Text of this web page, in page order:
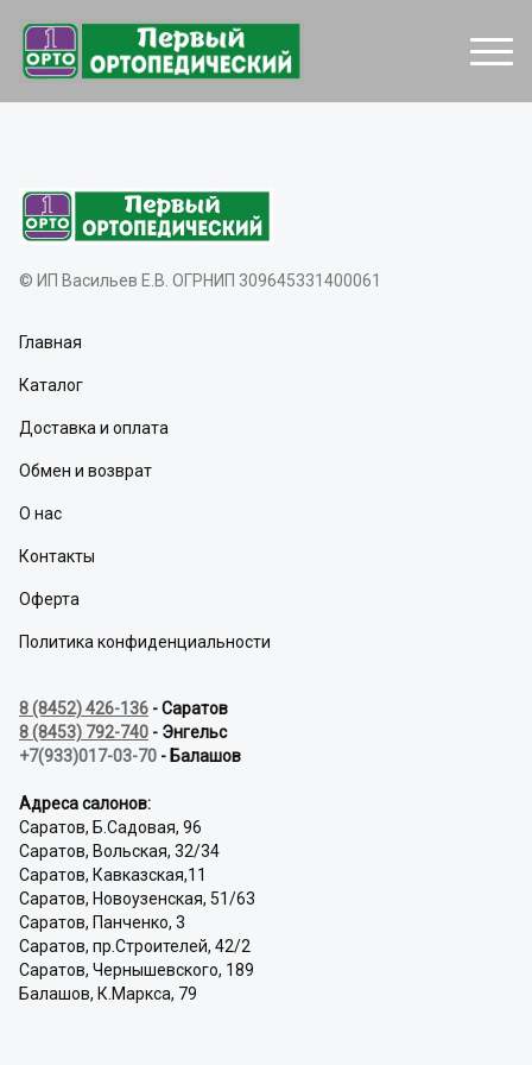
© ИП Васильев Е.В. ОГРНИП 309645331400061
Главная
Каталог
Доставка и оплата
Обмен и возврат
О нас
Контакты
Оферта
Политика конфиденциальности
8 (8452) 426-136 - Саратов
8 (8453) 792-740 - Энгельс
+7(933)017-03-70 - Балашов
Адреса салонов:
Саратов, Б.Садовая, 96
Саратов, Вольская, 32/34
Саратов, Кавказская,11
Саратов, Новоузенская, 51/63
Саратов, Панченко, 3
Саратов, пр.Строителей, 42/2
Саратов, Чернышевского, 189
Балашов, К.Маркса, 79